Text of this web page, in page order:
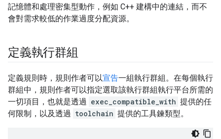
記憶體和處理密集型動作，例如 C++ 建構中的連結，而不
會對需求較低的作業過度分配資源。
定義執行群組
定義規則時，規則作者可以宣告一組執行群組。在每個執行
群組中，規則作者可以指定選取該執行群組執行平台所需的
一切項目，也就是透過 exec_compatible_with 提供的任
何限制，以及透過 toolchain 提供的工具鍊類型。